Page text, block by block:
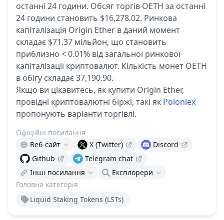
останні 24 години. Обсяг торгів OETH за останні
24 години становить $16,278.02. Ринкова
капіталізація Origin Ether в даний момент
складає $71.37 мільйон, що становить
приблизно < 0.01% від загальної ринкової
капіталізації криптовалют. Кількість монет OETH
в обігу складає 37,190.90.
Якщо ви цікавитесь, як купити Origin Ether,
провідні криптовалютні біржі, такі як Poloniex
пропонують варіанти торгівлі.
Головна категорія
Liquid Staking Tokens (LSTs)
Офіційні посилання
Веб-сайт
X (Twitter)
Discord
Github
Telegram chat
Інші посилання
Експлорери